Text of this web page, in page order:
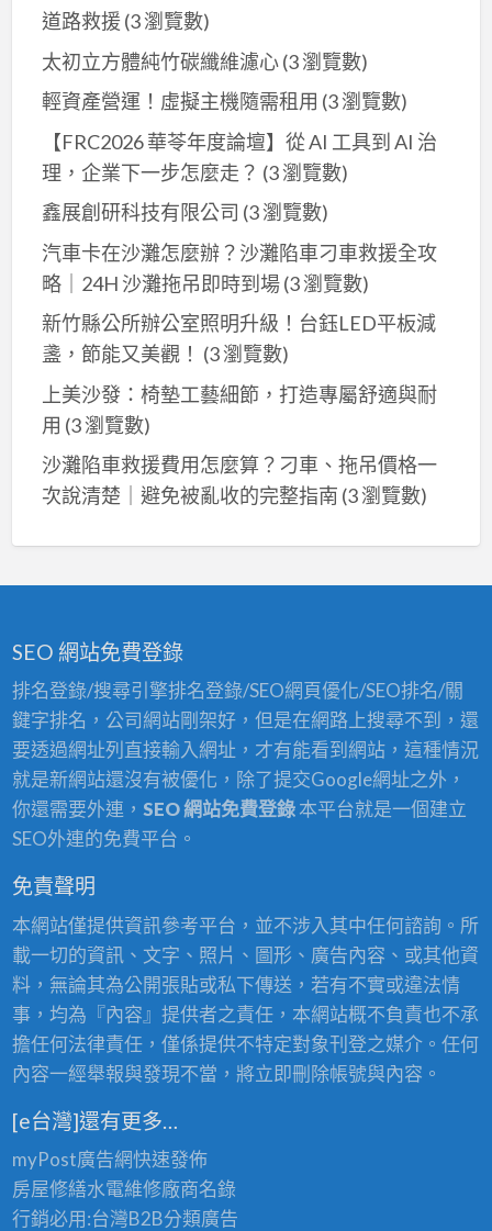
道路救援(3 瀏覽數)
太初立方體純竹碳纖維濾心(3 瀏覽數)
輕資產營運！虛擬主機隨需租用 (3 瀏覽數)
【FRC2026 華苓年度論壇】從 AI 工具到 AI 治
理，企業下一步怎麼走？ (3 瀏覽數)
鑫展創研科技有限公司 (3 瀏覽數)
汽車卡在沙灘怎麼辦？沙灘陷車刁車救援全攻
略｜24H 沙灘拖吊即時到場(3 瀏覽數)
新竹縣公所辦公室照明升級！台鈺LED平板減
盞，節能又美觀！ (3 瀏覽數)
上美沙發：椅墊工藝細節，打造專屬舒適與耐
用 (3 瀏覽數)
沙灘陷車救援費用怎麼算？刁車、拖吊價格一
次說清楚｜避免被亂收的完整指南 (3 瀏覽數)
SEO 網站免費登錄
排名登錄/搜尋引擎排名登錄/SEO網頁優化/SEO排名/關
鍵字排名，公司網站剛架好，但是在網路上搜尋不到，還
要透過網址列直接輸入網址，才有能看到網站，這種情況
就是新網站還沒有被優化，除了提交Google網址之外，
你還需要外連， SEO 網站免費登錄本平台就是一個建立
SEO外連的免費平台。
免責聲明
本網站僅提供資訊參考平台，並不涉入其中任何諮詢。所
載一切的資訊、文字、照片、圖形、廣告內容、或其他資
料，無論其為公開張貼或私下傳送，若有不實或違法情
事，均為『內容』提供者之責任，本網站概不負責也不承
擔任何法律責任，僅係提供不特定對象刊登之媒介。任何
內容一經舉報與發現不當，將立即刪除帳號與內容。
[e台灣]還有更多…
myPost廣告網快速發佈
房屋修繕水電維修廠商名錄
行銷必用:台灣B2B分類廣告